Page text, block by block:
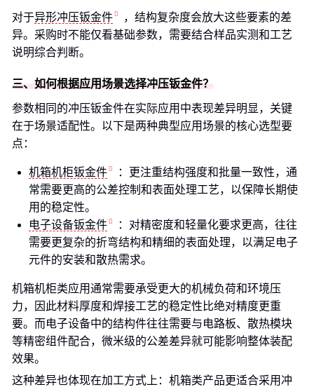
对于异形冲压钣金件
，结构复杂度会放大这些要素的差
异。采购时不能仅看基础参数，需要结合样品实测和工艺
说明综合判断。
三、如何根据应用场景选择冲压钣金件？
参数相同的冲压钣金件在实际应用中表现差异明显，关键
在于场景适配性。以下是两种典型应用场景的核心选型要
点：
机箱机柜钣金件
：更注重结构强度和批量一致性，通
常需要更高的公差控制和表面处理工艺，以保障长期使
用的稳定性。
电子设备钣金件
：对精密度和轻量化要求更高，往往
需要更复杂的折弯结构和精细的表面处理，以满足电子
元件的安装和散热需求。
机箱机柜类应用通常需要承受更大的机械负荷和环境压
力，因此材料厚度和焊接工艺的稳定性比绝对精度更重
要。而电子设备中的结构件往往需要与电路板、散热模块
等精密组件配合，微米级的公差差异就可能影响整体装配
效果。
这种差异也体现在加工方式上：机箱类产品更适合采用冲